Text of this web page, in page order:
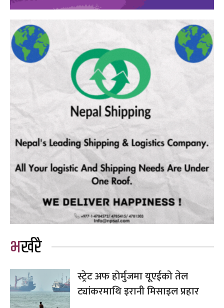
भर्खरै
स्ट्रेट अफ होर्मुजमा यूएईको तेल
ट्यांकरमाथि इरानी मिसाइल प्रहार